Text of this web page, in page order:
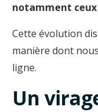
notamment ceux
Cette évolution
manière dont
ligne.
Un